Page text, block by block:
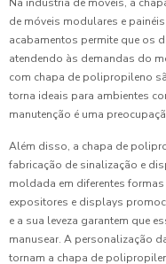
de móveis modulares e
acabamentos permite que os
atendendo às demandas do
com chapa de polipropileno
torna ideais para ambientes
manutenção é uma
Além disso, a chapa de
fabricação de sinalização e
moldada em diferentes
expositores e displays
e a sua leveza garantem que
manusear. A personalização
tornam a chapa de